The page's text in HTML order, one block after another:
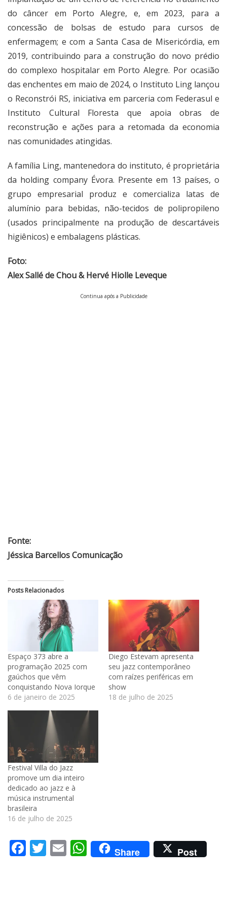
do câncer em Porto Alegre, e, em 2023, para a
concessão de bolsas de estudo para cursos de
enfermagem; e com a Santa Casa de Misericórdia, em
2019, contribuindo para a construção do novo prédio
do complexo hospitalar em Porto Alegre. Por ocasião
das enchentes em maio de 2024, o Instituto Ling lançou
o Reconstrói RS, iniciativa em parceria com Federasul e
Instituto Cultural Floresta que apoia obras de
reconstrução e ações para a retomada da economia
nas comunidades atingidas.
A família Ling, mantenedora do instituto, é proprietária
da holding company Évora. Presente em 13 países, o
grupo empresarial produz e comercializa latas de
alumínio para bebidas, não-tecidos de polipropileno
(usados principalmente na produção de descartáveis
higiênicos) e embalagens plásticas.
Foto:
Alex Sallé de Chou & Hervé Hiolle Leveque
Continua após a Publicidade
Fonte:
Jéssica Barcellos Comunicação
Posts Relacionados
Espaço 373 abre a
programação 2025 com
gaúchos que vêm
conquistando Nova Iorque
6 de janeiro de 2025
Diego Estevam apresenta
seu jazz contemporâneo
com raízes periféricas em
show
18 de julho de 2025
Festival Villa do Jazz
promove um dia inteiro
dedicado ao jazz e à
música instrumental
brasileira
16 de julho de 2025
Facebook
Twitter
EmailWhatsApp
Share Post